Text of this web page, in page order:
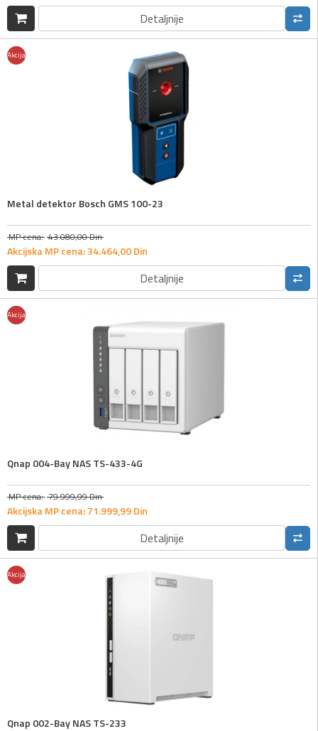
Detaljnije
Akcija
Metal detektor Bosch GMS 100-23
MP cena: 43.080,00Din
Akcijska MP cena:34.464,00Din
Detaljnije
Novo
Akcija
Qnap 004-Bay NAS TS-433-4G
MP cena: 79.999,99Din
Akcijska MP cena:71.999,99Din
Detaljnije
Akcija
Qnap 002-Bay NAS TS-233